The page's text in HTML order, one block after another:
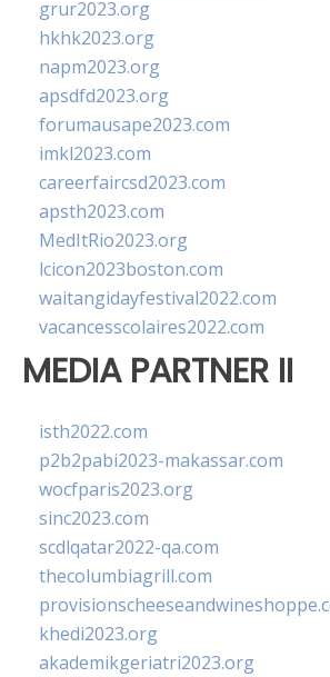
grur2023.org
hkhk2023.org
napm2023.org
apsdfd2023.org
forumausape2023.com
imkl2023.com
careerfaircsd2023.com
apsth2023.com
MedItRio2023.org
lcicon2023boston.com
waitangidayfestival2022.com
vacancesscolaires2022.com
MEDIA PARTNER II
isth2022.com
p2b2pabi2023-makassar.com
wocfparis2023.org
sinc2023.com
scdlqatar2022-qa.com
thecolumbiagrill.com
khedi2023.org
akademikgeriatri2023.org